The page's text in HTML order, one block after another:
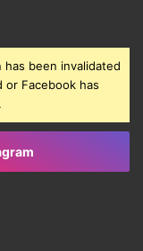
been invalidated
Facebook has